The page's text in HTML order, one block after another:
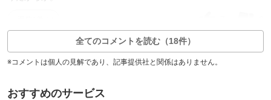
全てのコメントを読む（18件）
※コメントは個人の見解であり、記事提供社と関係はありません。
おすすめのサービス